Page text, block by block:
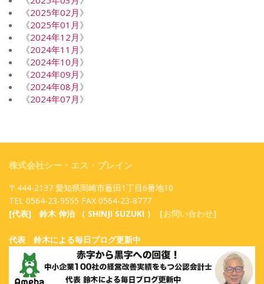
《2025年02月 》
《2025年01月 》
《2024年12月 》
《2024年11月 》
《2024年10月 》
《2024年09月 》
《2024年08月 》
《2024年07月 》
株式会社シー・エス・ブレイン
〒444-2137 愛知県岡崎市薮田1丁目6番地10
TEL 0564-23-9555 FAX 0564-23-8777
[代表] 鈴木 伸治 （ SHINJI SUZUKI ）［お問い合わせ］
代表 鈴木による毎日ブログ更新中